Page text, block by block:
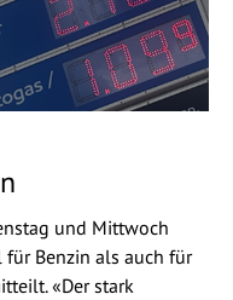
und Mittwoch
Benzin als auch für
«Der stark